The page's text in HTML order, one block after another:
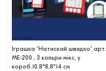
Іграшка "Натискай швидко" арт.
ME-200 , 3 кольри мікс, у
короб.10,8*8,8*14 см